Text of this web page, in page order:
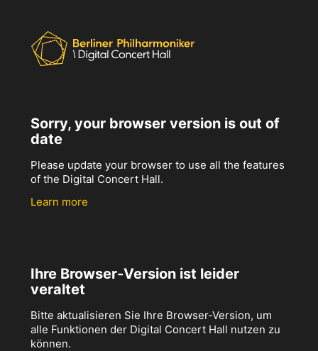
Sorry, your browser version is out of
date
Please update your browser to use all the features
of the Digital Concert Hall.
Learn more
Ihre Browser-Version ist leider
veraltet
Bitte aktualisieren Sie Ihre Browser-Version, um
alle Funktionen der Digital Concert Hall nutzen zu
können.